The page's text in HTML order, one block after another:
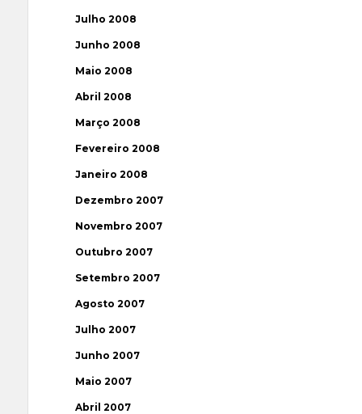
Julho 2008
Junho 2008
Maio 2008
Abril 2008
Março 2008
Fevereiro 2008
Janeiro 2008
Dezembro 2007
Novembro 2007
Outubro 2007
Setembro 2007
Agosto 2007
Julho 2007
Junho 2007
Maio 2007
Abril 2007